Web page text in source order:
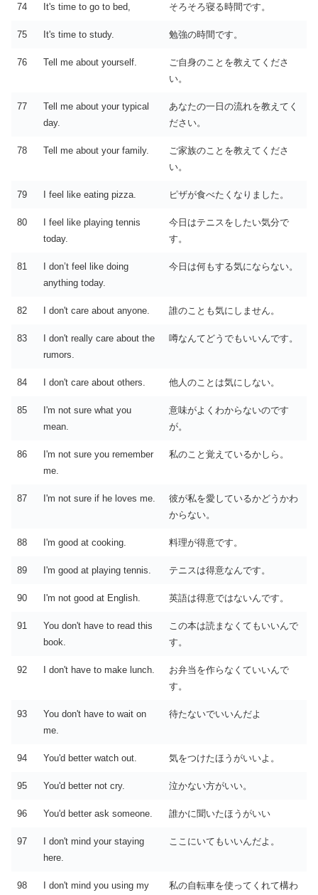
74 It's time to go to bed, そろそろ寝る時間です。
75 It's time to study. 勉強の時間です。
76 Tell me about yourself.
ご自身のことを教えてくださ
い。
77
Tell me about your typical
day.
あなたの一日の流れを教えてく
ださい。
78 Tell me about your family.
ご家族のことを教えてくださ
い。
79 I feel like eating pizza. ピザが食べたくなりました。
80
I feel like playing tennis
today.
今日はテニスをしたい気分で
す。
81
I don’t feel like doing
anything today.
今日は何もする気にならない。
82 I don't care about anyone. 誰のことも気にしません。
83
I don't really care about the
rumors.
噂なんてどうでもいいんです。
84 I don't care about others. 他人のことは気にしない。
85
I'm not sure what you
mean.
意味がよくわからないのです
が。
86
I'm not sure you remember
me.
私のこと覚えているかしら。
87 I'm not sure if he loves me.
彼が私を愛しているかどうかわ
からない。
88 I'm good at cooking. 料理が得意です。
89 I'm good at playing tennis. テニスは得意なんです。
90 I'm not good at English. 英語は得意ではないんです。
91
You don't have to read this
book.
この本は読まなくてもいいんで
す。
92 I don't have to make lunch.
お弁当を作らなくていいんで
す。
93
You don't have to wait on
me.
待たないでいいんだよ
94 You'd better watch out. 気をつけたほうがいいよ。
95 You'd better not cry. 泣かない方がいい。
96 You'd better ask someone. 誰かに聞いたほうがいい
97
I don't mind your staying
here.
ここにいてもいいんだよ。
98
I don't mind you using my
私の自転車を使ってくれて構わ